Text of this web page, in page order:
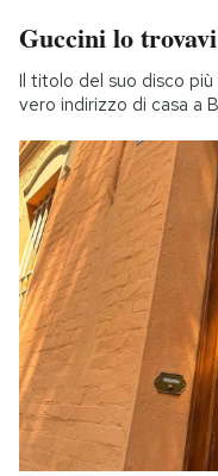
Guccini lo
Il titolo del suo disco
vero indirizzo di casa a